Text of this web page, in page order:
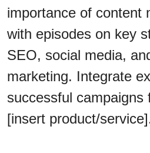
importance of content
with episodes on key
SEO, social media,
marketing. Integrate
successful campaigns
[insert product/